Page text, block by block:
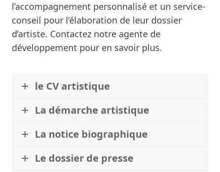
l’accompagnement personnalisé et un service-
conseil pour l’élaboration de leur dossier
d’artiste. Contactez notre agente de
développement pour en savoir plus.
le CV artistique
La démarche artistique
La notice biographique
Le dossier de presse